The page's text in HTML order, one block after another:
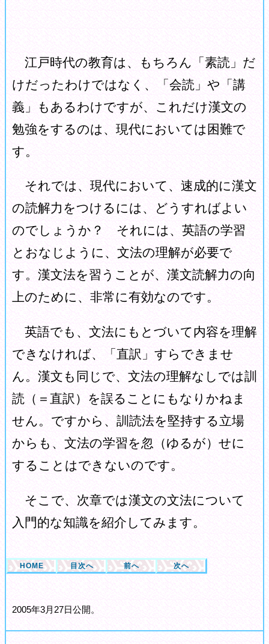
江戸時代の教育は、もちろん「素読」だ
けだったわけではなく、「会読」や「講
義」もあるわけですが、これだけ漢文の
勉強をするのは、現代においては困難で
す。
それでは、現代において、速成的に漢文
の読解力をつけるには、どうすればよい
のでしょうか？ それには、英語の学習
とおなじように、文法の理解が必要で
す。漢文法を習うことが、漢文読解力の向
上のために、非常に有効なのです。
英語でも、文法にもとづいて内容を理解
できなければ、「直訳」すらできませ
ん。漢文も同じで、文法の理解なしでは訓
読（＝直訳）を誤ることにもなりかねま
せん。ですから、訓読法を堅持する立場
からも、文法の学習を忽（ゆるが）せに
することはできないのです。
そこで、次章では漢文の文法について
入門的な知識を紹介してみます。
HOME 目次へ 前へ 次へ
2005年3月27日公開。